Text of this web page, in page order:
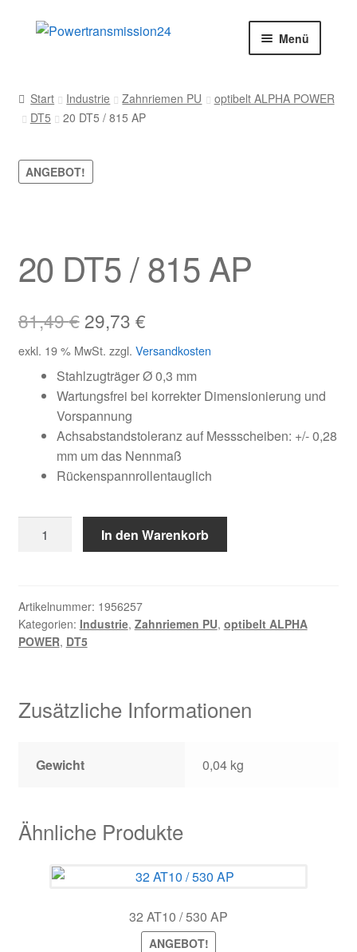
Zur
Zum
Menü
AGB
Blog
Kasse
Kontakt
Kundeninformationen
Mein Konto
Shop
Warenkorb
Zahlungsarten
Start Industrie Zahnriemen PU
optibelt ALPHA POWER
DT5
20 DT5 / 815 AP
ANGEBOT!
20 DT5 / 815 AP
81,49€ Ursprünglicher
Preis
war:
81,49 €
29,73 €Aktueller
Preis
ist:
29,73 €.
exkl. 19 % MwSt. zzgl. Versandkosten
Stahlzugträger Ø 0,3 mm
Wartungsfrei bei korrekter Dimensionierung und
Vorspannung
Achsabstandstoleranz auf Messscheiben: +/- 0,28
mm um das Nennmaß
Rückenspannrollentauglich
AP
Menge
In den Warenkorb
Artikelnummer: 1956257
Kategorien: Industrie, Zahnriemen PU, optibelt ALPHA
POWER, DT5
Zusätzliche Informationen
Gewicht 0,04 kg
Ähnliche Produkte
32 AT10 / 530 AP
ANGEBOT!